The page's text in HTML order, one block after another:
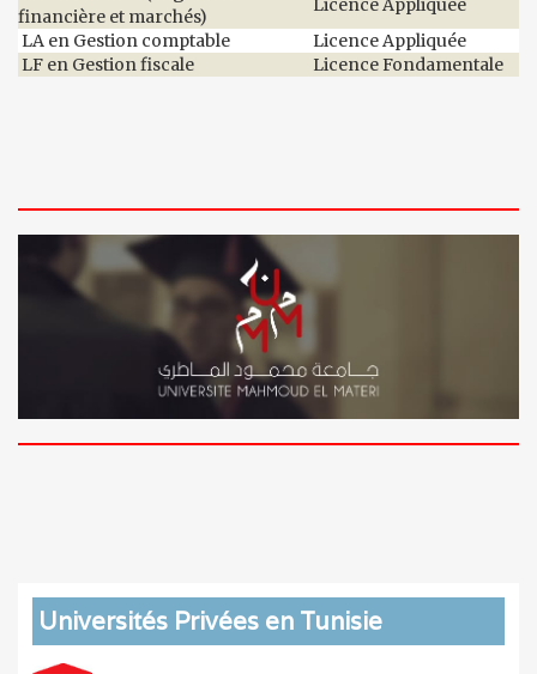
financière et marchés)
Licence Appliquée
LA en Gestion comptable
Licence Appliquée
LF en Gestion fiscale
Licence Fondamentale
Universités Privées en Tunisie